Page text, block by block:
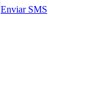
Enviar SMS